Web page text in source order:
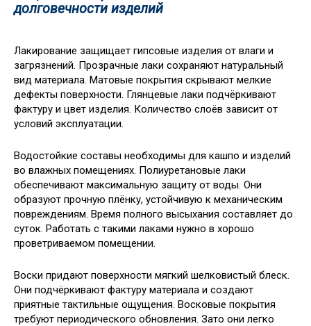
долговечности изделий
Лакирование защищает гипсовые изделия от влаги и
загрязнений. Прозрачные лаки сохраняют натуральный
вид материала. Матовые покрытия скрывают мелкие
дефекты поверхности. Глянцевые лаки подчёркивают
фактуру и цвет изделия. Количество слоёв зависит от
условий эксплуатации.
Водостойкие составы необходимы для кашпо и изделий
во влажных помещениях. Полиуретановые лаки
обеспечивают максимальную защиту от воды. Они
образуют прочную плёнку, устойчивую к механическим
повреждениям. Время полного высыхания составляет до
суток. Работать с такими лаками нужно в хорошо
проветриваемом помещении.
Воски придают поверхности мягкий шелковистый блеск.
Они подчёркивают фактуру материала и создают
приятные тактильные ощущения. Восковые покрытия
требуют периодического обновления. Зато они легко